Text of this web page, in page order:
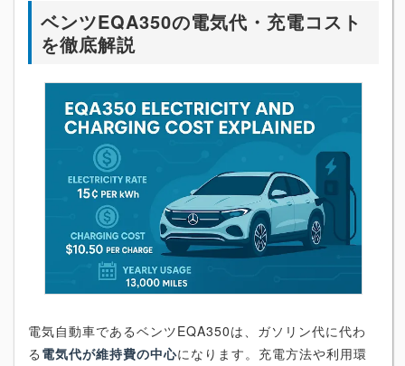
ベンツEQA350の電気代・充電コスト
を徹底解説
電気自動車であるベンツEQA350は、ガソリン代に代わ
る 電気代が維持費の中心になります。充電方法や利用環